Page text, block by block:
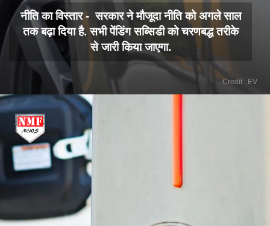
नीति का विस्तार - सरकार ने मौजूदा नीति को अगले साल
तक बढ़ा दिया है. सभी पेंडिंग सब्सिडी को चरणबद्ध तरीके
से जारी किया जाएगा.
Credit : EV